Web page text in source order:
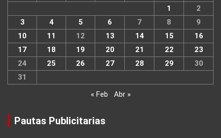
1
2
3
4 5 6 7 8
9
10
11 12 13 14 15
16
17
18 19 20 21 22
23
24
25 26 27 28 29
30
31
« Feb
Abr »
Pautas Publicitarias